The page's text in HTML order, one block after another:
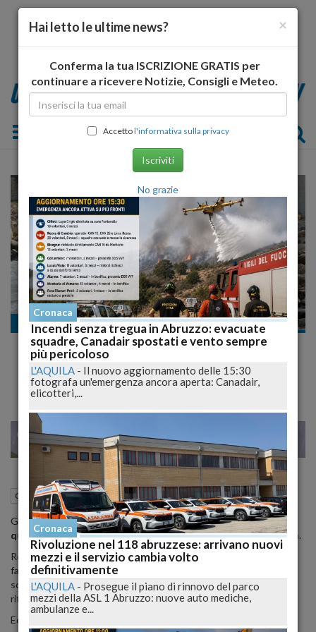
Toggle navigation
Cronaca
Caso Straccia, le ultime ore del ragazzo da
ricostruire completamente
MILANO 26
Cronaca Pescara (PE) 02 Settembre 2012 08:50
Gli inquirentisono riusciti a risalire al prefisso del numero dal
quale è partita la telefonata anonimafatta alla famiglia Straccia.
Roberto è lo studente marchigiano morto tragicamente mentre
faceva footing sul lungomare perscarese, caduto in mare dalla
scogliera, ma non si sa bene ancora come e il cui corpo fu poi
ritrovato sulla scogliera di Bari.
Ecco che, quindi, anche
×
Hai letto le ultime news?
Conferma la tua ISCRIZIONE GRATIS per
continuare a ricevere Notizie, Consigli e Meteo.
Accettol'informativa sulla privacy
Iscriviti
No grazie
Cronaca
Incendi senza tregua in Abruzzo: evacuate
squadre, Canadair spostati e vento sempre
più pericoloso
L'AQUILA - Il nuovo aggiornamento delle 15:30
fotografa un'emergenza ancora aperta: Canadair,
elicotteri,...
Cronaca
Rivoluzione nel 118 abruzzese: arrivano nuovi
mezzi e il servizio cambia volto
definitivamente
L'AQUILA - Prosegue il piano di rinnovo del parco
mezzi della ASL 1 Abruzzo: nuove auto mediche,
ambulanze e...